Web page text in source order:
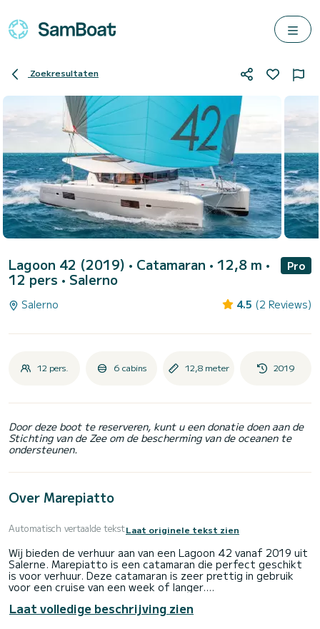
Zoekresultaten
Lagoon 42 (2019) • Catamaran • 12,8 m •
12 pers • Salerno
Pro
Salerno 4.5 (2 Reviews)
12 pers. 6 cabins 12,8 meter 2019
Door deze boot te reserveren, kunt u een donatie doen aan de
Stichting van de Zee om de bescherming van de oceanen te
ondersteunen.
Over Marepiatto
Automatisch vertaalde tekstLaat originele tekst zien
Wij bieden de verhuur aan van een Lagoon 42 vanaf 2019 uit
Salerne. Marepiatto is een catamaran die perfect geschikt
is voor verhuur. Deze catamaran is zeer prettig in gebruik
voor een cruise van een week of langer.
De boot heeft 4 comfortabele hutten en een
bootcapaciteit van 10 personen. Met een totale lengte van
Laat volledige beschrijving zien